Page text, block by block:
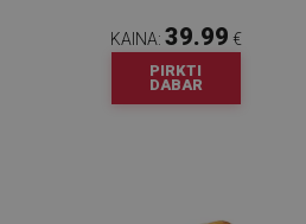
KAINA: 39.99 €
PIRKTI
DABAR